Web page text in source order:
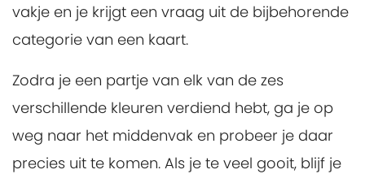
vakje en je krijgt een vraag uit de bijbehorende
categorie van een kaart.
Zodra je een partje van elk van de zes
verschillende kleuren verdiend hebt, ga je op
weg naar het middenvak en probeer je daar
precies uit te komen. Als je te veel gooit, blijf je